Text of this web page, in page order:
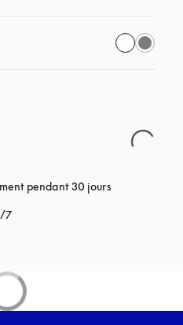
pendant 30 jours
7s’ouvre dans un nouvel onglet